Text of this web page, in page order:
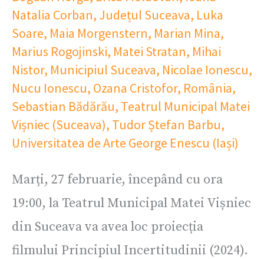
Natalia Corban, Județul Suceava, Luka
Soare, Maia Morgenstern, Marian Mina,
Marius Rogojinski, Matei Stratan, Mihai
Nistor, Municipiul Suceava, Nicolae Ionescu,
Nucu Ionescu, Ozana Cristofor, România,
Sebastian Bădărău, Teatrul Municipal Matei
Vișniec (Suceava), Tudor Ștefan Barbu,
Universitatea de Arte George Enescu (Iași)
Marți, 27 februarie, începând cu ora
19:00, la Teatrul Municipal Matei Vișniec
din Suceava va avea loc proiecția
filmului Principiul Incertitudinii (2024).